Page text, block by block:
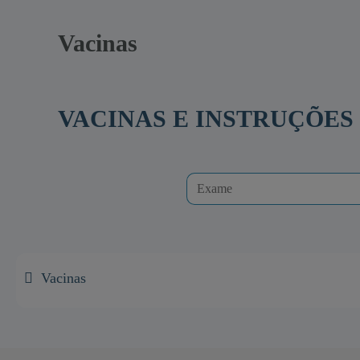
Vacinas
VACINAS E INSTRUÇÕES
Vacinas